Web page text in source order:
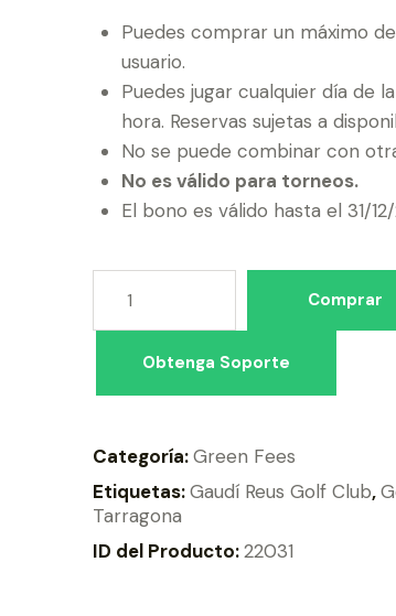
Puedes comprar un máximo
usuario.
Puedes jugar cualquier día de
hora. Reservas sujetas a
No se puede combinar con
No es válido para torneos.
El bono es válido hasta el 31/
Comprar
Obtenga Soporte
Categoría:Green Fees
Etiquetas:Gaudí Reus Golf Club,
Tarragona
ID del Producto:22031